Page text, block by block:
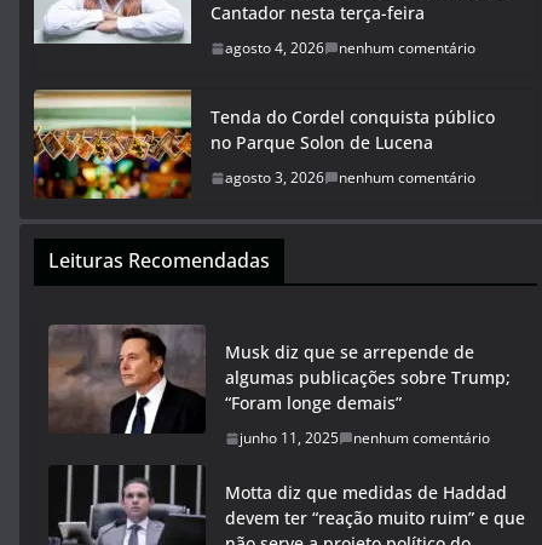
Cantador nesta terça-feira
agosto 4, 2026 nenhum comentário
Tenda do Cordel conquista público
no Parque Solon de Lucena
agosto 3, 2026 nenhum comentário
Leituras Recomendadas
Musk diz que se arrepende de
algumas publicações sobre Trump;
“Foram longe demais”
junho 11, 2025 nenhum comentário
Motta diz que medidas de Haddad
devem ter “reação muito ruim” e que